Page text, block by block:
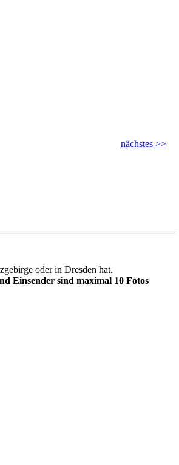
nächstes >>
oder in Dresden hat.
Einsender sind maximal 10 Fotos